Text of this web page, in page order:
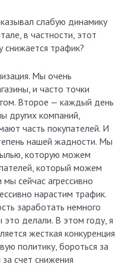
слабую динамику
в частности, этот
снижается трафик?
Мы очень
и часто точки
Второе — каждый день
других компаний,
часть покупателей. И
нашей жадности. Мы
которую можем
который можем
мы сейчас агрессивно
нарастим трафик.
заработать немного
делали. В этом году, я
жесткая конкуренция
политику, бороться за
счет снижения